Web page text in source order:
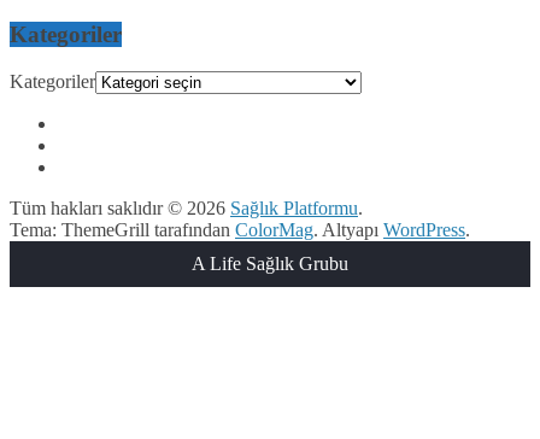
Kategoriler
Kategoriler
Tüm hakları saklıdır © 2026 Sağlık Platformu.
Tema: ThemeGrill tarafından ColorMag. Altyapı WordPress.
A Life Sağlık Grubu